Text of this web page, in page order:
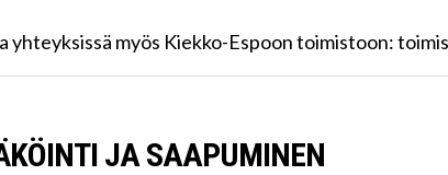
yhteyksissä myös Kiekko-Espoon toimistoon:
JA SAAPUMINEN